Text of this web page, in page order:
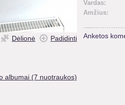
Dėlionė Padidinti
albumai (7 nuotraukos)
Vardas:
Amžius:
Anketos